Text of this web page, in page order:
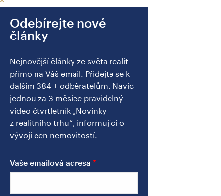
Odebírejte nové
články
Nejnovější články ze světa realit
přímo na Váš email. Přidejte se k
dalším 384 + odběratelům. Navíc
jednou za 3 měsíce pravidelný
video čtvrtletník „Novinky
z realitního trhu“, informující o
vývoji cen nemovitostí.
Vaše emailová adresa